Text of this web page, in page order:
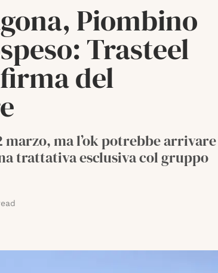
Piombino
Trasteel
del
marzo, ma l’ok potrebbe arrivare
trattativa esclusiva col gruppo